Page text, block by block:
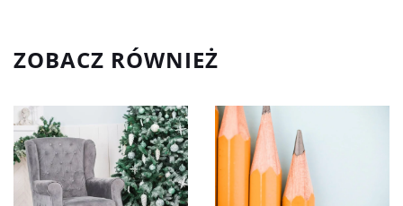
ZOBACZ RÓWNIEŻ